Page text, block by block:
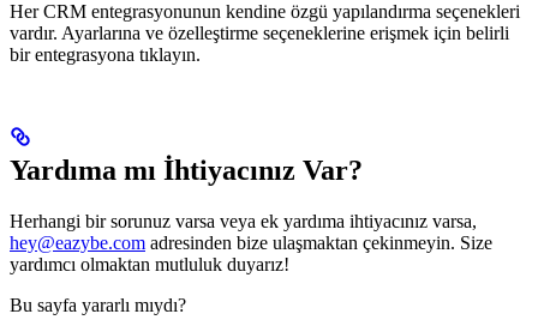
Her CRM entegrasyonunun kendine özgü yapılandırma seçenekleri
vardır. Ayarlarına ve özelleştirme seçeneklerine erişmek için belirli
bir entegrasyona tıklayın.
Yardıma mı İhtiyacınız Var?
Herhangi bir sorunuz varsa veya ek yardıma ihtiyacınız varsa,
hey@eazybe.com adresinden bize ulaşmaktan çekinmeyin. Size
yardımcı olmaktan mutluluk duyarız!
Bu sayfa yararlı mıydı?